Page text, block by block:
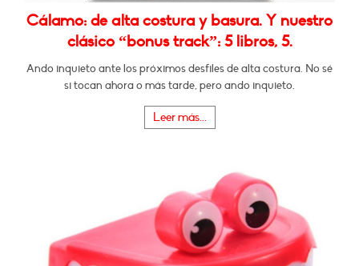
Cálamo: de alta costura y basura. Y nuestro
clásico “bonus track”: 5 libros, 5.
Ando inquieto ante los próximos desfiles de alta costura. No sé
si tocan ahora o más tarde, pero ando inquieto.
Leer más...